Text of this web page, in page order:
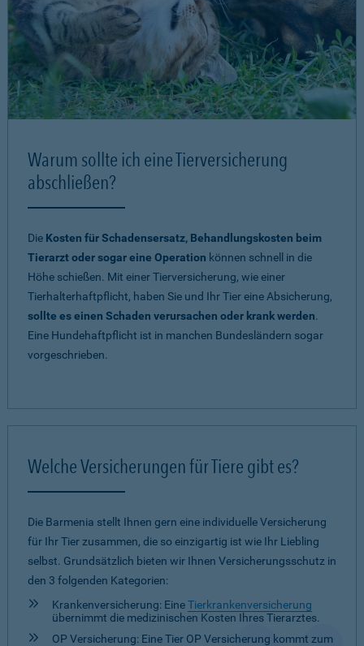
Warum sollte ich eine Tierversicherung
abschließen?
Die Kosten für Schadensersatz, Behandlungskosten beim
Tierarzt oder sogar eine Operation können schnell in die
Höhe schießen. Mit einer Tierversicherung, wie einer
Tierhalterhaftpflicht, haben Sie und Ihr Tier eine Absicherung,
sollte es einen Schaden verursachen oder krank werden.
Eine Hundehaftpflicht ist in manchen Bundesländern sogar
vorgeschrieben.
Welche Versicherungen für Tiere gibt es?
Die Barmenia stellt Ihnen gern eine individuelle Versicherung
für Ihr Tier zusammen, die so einzigartig ist wie Ihr Liebling
selbst. Grundsätzlich bieten wir Ihnen Versicherungsschutz in
den 3 folgenden Kategorien:
Krankenversicherung: EineTierkrankenversicherung
übernimmt die medizinischen Kosten Ihres Tierarztes.
OP Versicherung: Eine Tier OP Versicherung kommt zum